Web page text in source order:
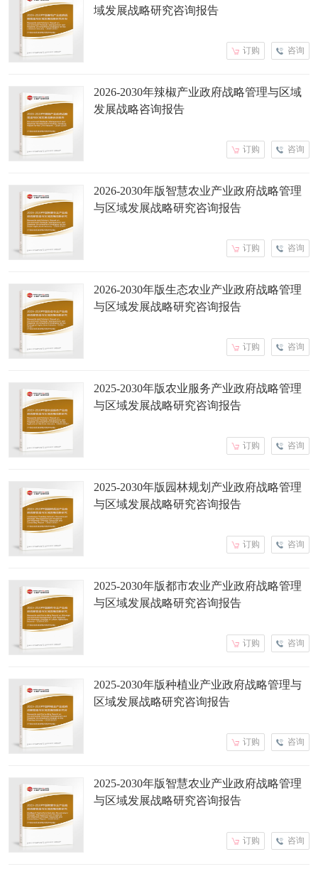
域发展战略研究咨询报告
咨询
订购
2026-2030年辣椒产业政府战略管理与区域
发展战略咨询报告
咨询
订购
2026-2030年版智慧农业产业政府战略管理
与区域发展战略研究咨询报告
咨询
订购
2026-2030年版生态农业产业政府战略管理
与区域发展战略研究咨询报告
咨询
订购
2025-2030年版农业服务产业政府战略管理
与区域发展战略研究咨询报告
咨询
订购
2025-2030年版园林规划产业政府战略管理
与区域发展战略研究咨询报告
咨询
订购
2025-2030年版都市农业产业政府战略管理
与区域发展战略研究咨询报告
咨询
订购
2025-2030年版种植业产业政府战略管理与
区域发展战略研究咨询报告
咨询
订购
2025-2030年版智慧农业产业政府战略管理
与区域发展战略研究咨询报告
咨询
订购